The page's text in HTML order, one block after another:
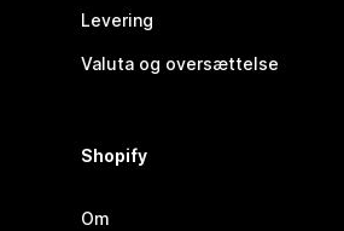
Levering
Valuta og oversættelse
Shopify
Om